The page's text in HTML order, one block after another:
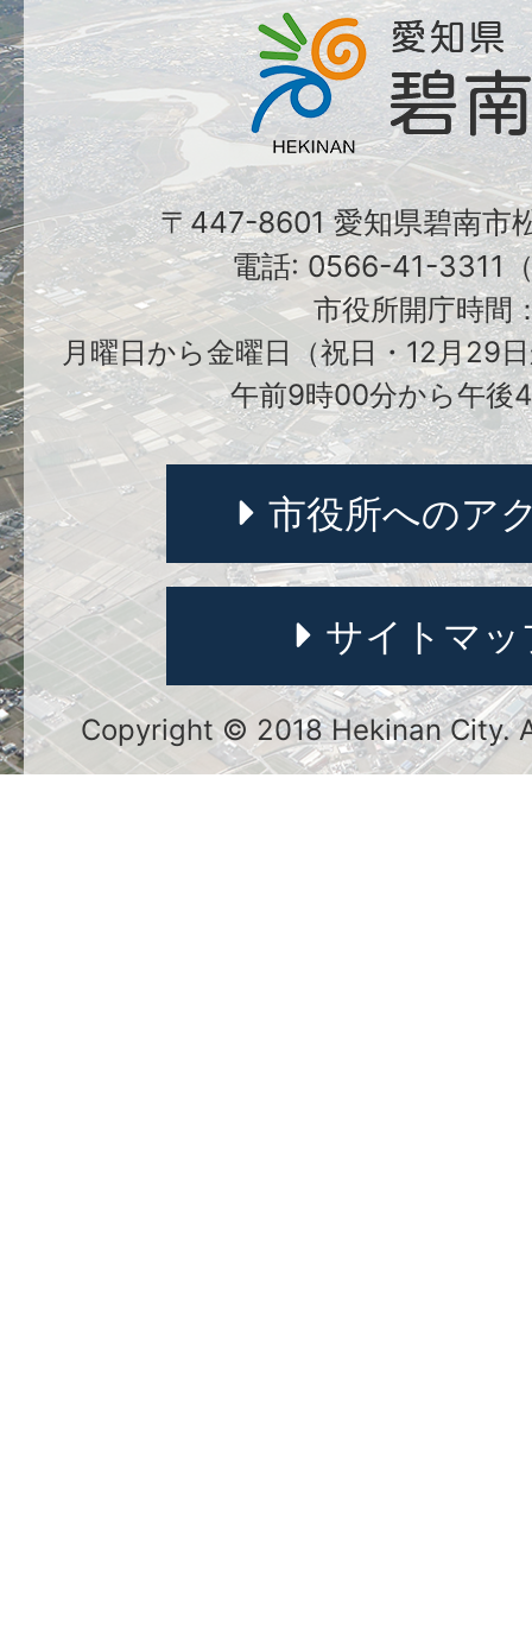
〒447-8601 愛知県碧南市
電話: 0566-41-3311
市役所開庁時間
月曜日から金曜日（祝日・12月29
午前9時00分から午後
市役所へのア
サイトマッ
Copyright © 2018 Hekinan City.